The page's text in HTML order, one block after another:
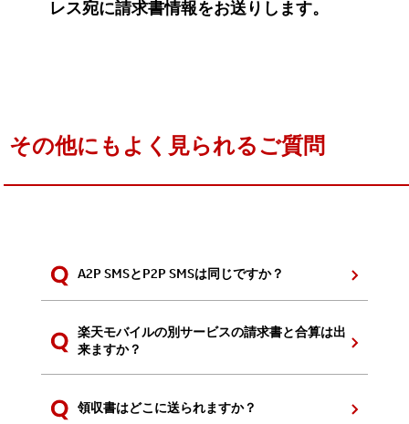
レス宛に請求書情報をお送りします。
その他にもよく見られるご質問
A2P SMSとP2P SMSは同じですか？
楽天モバイルの別サービスの請求書と合算は出
来ますか？
領収書はどこに送られますか？